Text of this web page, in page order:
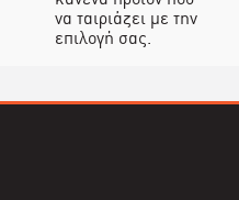
να ταιριάζει με την
επιλογή σας.